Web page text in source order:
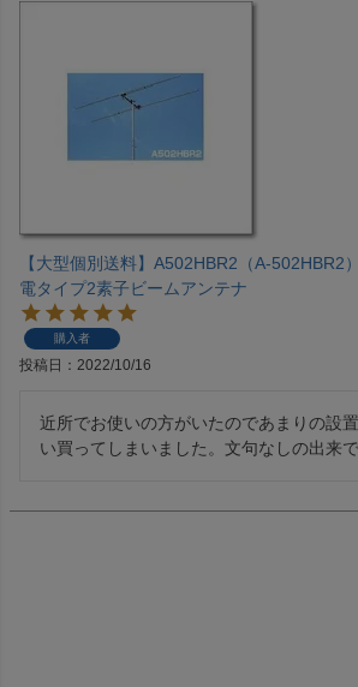
【大型個別送料】A502HBR2（A-
電タイプ2素子ビームアンテナ
購入者
投稿日 2022/10/16
近所でお使いの方がいたのであまりの設
い買ってしまいました。文句なしの出来